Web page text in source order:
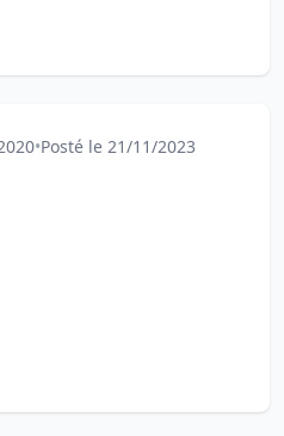
•Posté le 21/11/2023